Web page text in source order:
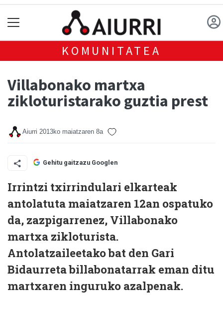
KOMUNITATEA
Villabonako martxa
zikloturistarako guztia prest
Aiurri 2013ko maiatzaren 8a
Gehitu gaitzazu Googlen
Irrintzi txirrindulari elkarteak
antolatuta maiatzaren 12an ospatuko
da, zazpigarrenez, Villabonako
martxa zikloturista.
Antolatzaileetako bat den Gari
Bidaurreta billabonatarrak eman ditu
martxaren inguruko azalpenak.